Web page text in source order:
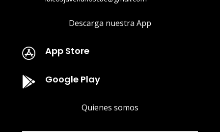
Descarga nuestra App
 App Store
 Google Play
Quienes somos